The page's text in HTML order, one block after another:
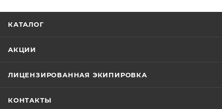
КАТАЛОГ
АКЦИИ
ЛИЦЕНЗИРОВАННАЯ ЭКИПИРОВКА
КОНТАКТЫ